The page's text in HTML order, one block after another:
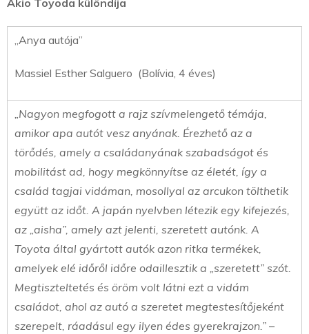
Akio Toyoda különdíja
„Anya autója”
Massiel Esther Salguero (Bolívia, 4 éves)
„Nagyon megfogott a rajz szívmelengető témája,
amikor apa autót vesz anyának. Érezhető az a
törődés, amely a családanyának szabadságot és
mobilitást ad, hogy megkönnyítse az életét, így a
család tagjai vidáman, mosollyal az arcukon tölthetik
együtt az időt. A japán nyelvben létezik egy kifejezés,
az „aisha”, amely azt jelenti, szeretett autónk. A
Toyota által gyártott autók azon ritka termékek,
amelyek elé időről időre odaillesztik a „szeretett” szót.
Megtiszteltetés és öröm volt látni ezt a vidám
családot, ahol az autó a szeretet megtestesítőjeként
szerepelt, ráadásul egy ilyen édes gyerekrajzon.” –